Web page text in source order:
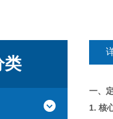
类
一、
1. 核